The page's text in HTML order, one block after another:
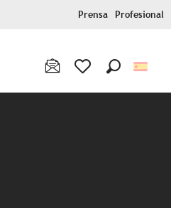
Prensa Profesional